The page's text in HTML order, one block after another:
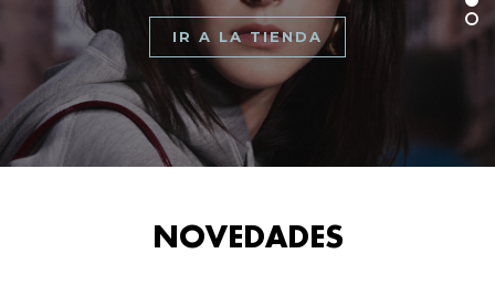
IR A LA TIENDA
NOVEDADES